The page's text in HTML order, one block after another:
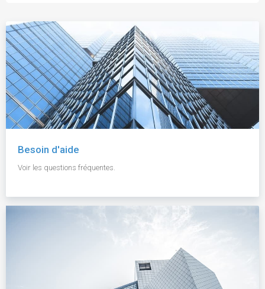
Besoin d'aide
Voir les questions fréquentes.